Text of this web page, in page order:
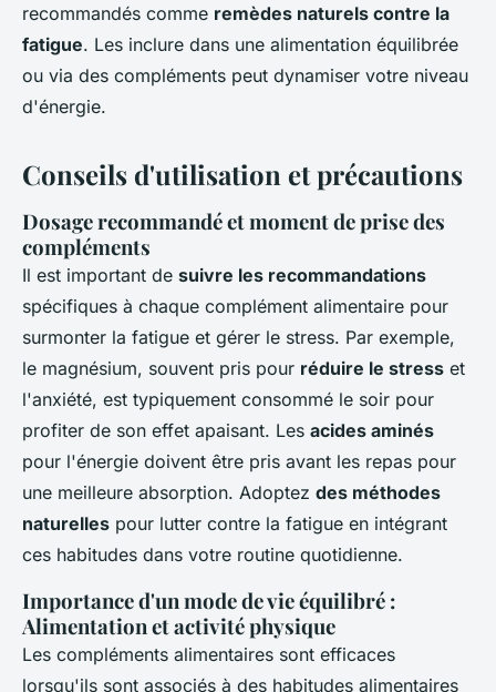
recommandés comme remèdes naturels contre la
fatigue. Les inclure dans une alimentation équilibrée
ou via des compléments peut dynamiser votre niveau
d'énergie.
Conseils d'utilisation et précautions
Dosage recommandé et moment de prise des
compléments
Il est important de suivre les recommandations
spécifiques à chaque complément alimentaire pour
surmonter la fatigue et gérer le stress. Par exemple,
le magnésium, souvent pris pour réduire le stress et
l'anxiété, est typiquement consommé le soir pour
profiter de son effet apaisant. Les acides aminés
pour l'énergie doivent être pris avant les repas pour
une meilleure absorption. Adoptez des méthodes
naturelles pour lutter contre la fatigue en intégrant
ces habitudes dans votre routine quotidienne.
Importance d'un mode de vie équilibré :
Alimentation et activité physique
Les compléments alimentaires sont efficaces
lorsqu'ils sont associés à des habitudes alimentaires